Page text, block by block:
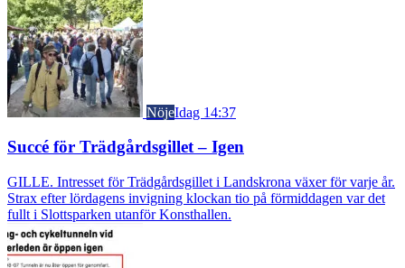
NöjeIdag 14:37
Succé för Trädgårdsgillet – Igen
GILLE. Intresset för Trädgårdsgillet i Landskrona växer för varje år.
Strax efter lördagens invigning klockan tio på förmiddagen var det
fullt i Slottsparken utanför Konsthallen.